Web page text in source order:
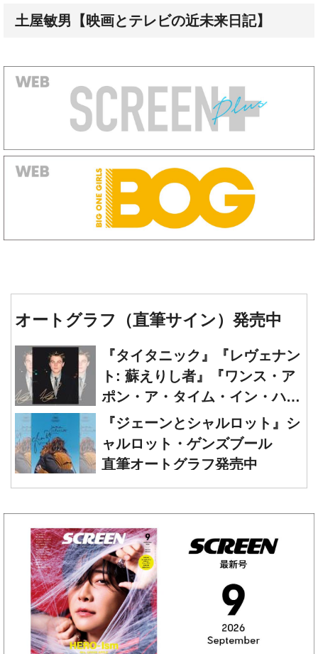
土屋敏男【映画とテレビの近未来日記】
オートグラフ（直筆サイン）発売中
『タイタニック』『レヴェナン
ト: 蘇えりし者』『ワンス・ア
ポン・ア・タイム・イン・ハリ
ウッド』レオナルド・ディカプ
リオ 直筆オートグラフ発売中
『ジェーンとシャルロット』シ
ャルロット・ゲンズブール
直筆オートグラフ発売中